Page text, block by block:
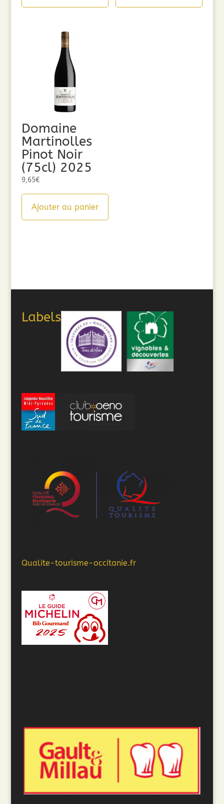
Domaine
Martinolles
Pinot Noir
(75cl) 2025
9,65€
Ajouter au panier
Labels
Qualite-tourisme-occitanie.fr